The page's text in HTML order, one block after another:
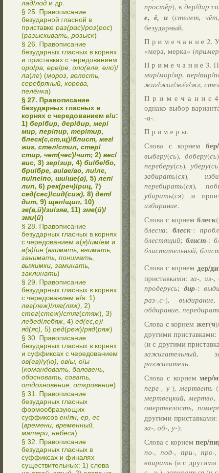
лад/лод и др.
§ 25. Правописание
безударной гласной в
приставке раз(рас)/роз(рос)
(разыскивать, розыск)
§ 26. Правописание
безударных гласных в корнях
и приставках с чередованием
оро/ра, ере/ре, оло(еле, ело)/
ла(ле) (мороз, волость,
серебряный, корова,
пелёнка)
§ 27. Правописание
безударных гласных в
корнях с чередованием е/и:
1) бер/бир, дер/дир, мер/
мир, пер/пир, тер/тир,
блеск(с,ст,щ)/блист, жег/
жиг, стел/стил, стер/
стир, чет(чес)/чит; 2) вес/
вис, 3) зер/зир, 4) би/бе/бо,
бри/бре, ви/ве/во, ли/ле,
пи/пе/по, ши/ше(в), 5)леп/
лип, 6) рек(реч)/риц, 7)
сед(сес)/сид(сиж), 8) дет/
дит, 9) щеп/щип, 10)
зе(в,й)/зи/зяв, 11) зме(й)/
зми(й)
§ 28. Правописание
безударных гласных в корнях
с чередованием а(я)/им/ем и
а(я)/ин (взимать, внимать,
занимать, понимать,
выжимки, заминать,
заклинать)
§ 29. Правописание
безударных гласных в корнях
с чередованием е/я: 1)
лег(леж)/ляг(ляж) , 2)
стег(стеж)/стяг(стяж), 3)
лебед/лебяж , 4) ед(ес,е)/
яд(яс), 5) ред(реж)/ряд(ряж)
§ 30. Правописание
безударных гласных в корнях
и суффиксах с чередованием
ов(ев)/у(ю), ов/ы, о/ы
(командовать, баловень,
обосновать, совать,
отдохновение, откровение)
§ 31. Правописание
безударных гласных
формообразующих
суффиксов ен/ян, ер, ес
(времени, временный,
матери, небеса)
§ 32. Правописание
безударных гласных в
суффиксах и финалях
существительных: 1) слова
простёр), в дер/дир
е,ё, и (стелет,
безударный.
П р и м е ч а н и е 2.
«мера, мерка» (
П р и м е ч а н и е 3.
мир/мор/мр, пер/пир/
жиг/жог/жёг/жг,
П р и м е ч а н и е
однако выбор
-а-.
П р и м е р ы.
Слова с корнем
выберу(сь), доберу(сь)
переберу(сь), уберу(сь
забирать(ся),
перебирать(ся),
убирать(ся) и
избирание.
Слова с корнемблеск(
блесна; блеск-:
блестящий; блист-:
блистательный,
Слова с корнем дер/
приставками: за-, из-
продерусь;дир-:
раз-,с-), выдирание,
обдирание,
Слова с корнемжег(ч
другими приставками:
(и с другими
зажигательный,
разжигатель.
Слова с корнеммер/
пере-, у-), мертветь
мертвецкий,
омертвелость,
другими
за-, об-, у-);
Слова с корнемпер/
по-, под-, при-, про-
впирать (и с другими